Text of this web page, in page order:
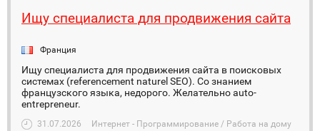
Ищу специалиста для продвижения сайта
Франция
Ищу специалиста для продвижения сайта в поисковых
системах (referencement naturel SEO). Со знанием
французского языка, недорого. Желательно auto-
entrepreneur.
31.07.2026 Интернет - Программирование / Работа на дому